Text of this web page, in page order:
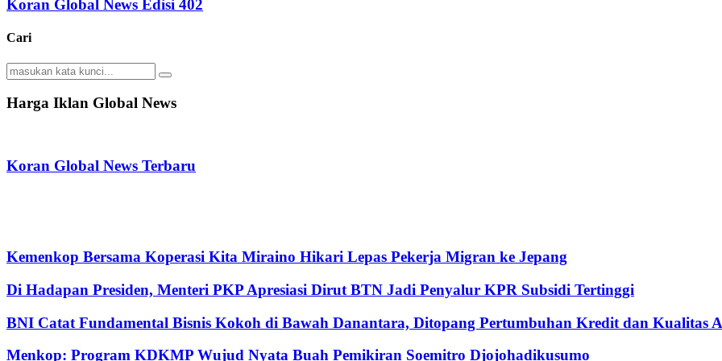
Koran Global News Edisi 402
Cari
Search
for:
Search
Harga Iklan Global News
Koran Global News Terbaru
Kemenkop Bersama Koperasi Kita Miraino Hikari Lepas Pekerja Migran ke Jepang
Di Hadapan Presiden, Menteri PKP Apresiasi Dirut BTN Jadi Penyalur KPR Subsidi Tertinggi
BNI Catat Fundamental Bisnis Kokoh di Bawah Danantara, Ditopang Pertumbuhan Kredit dan Kualitas
Menkop: Program KDKMP Wujud Nyata Buah Pemikiran Soemitro Djojohadikusumo